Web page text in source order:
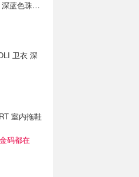
蓝色珠地
卫衣 深
码都在